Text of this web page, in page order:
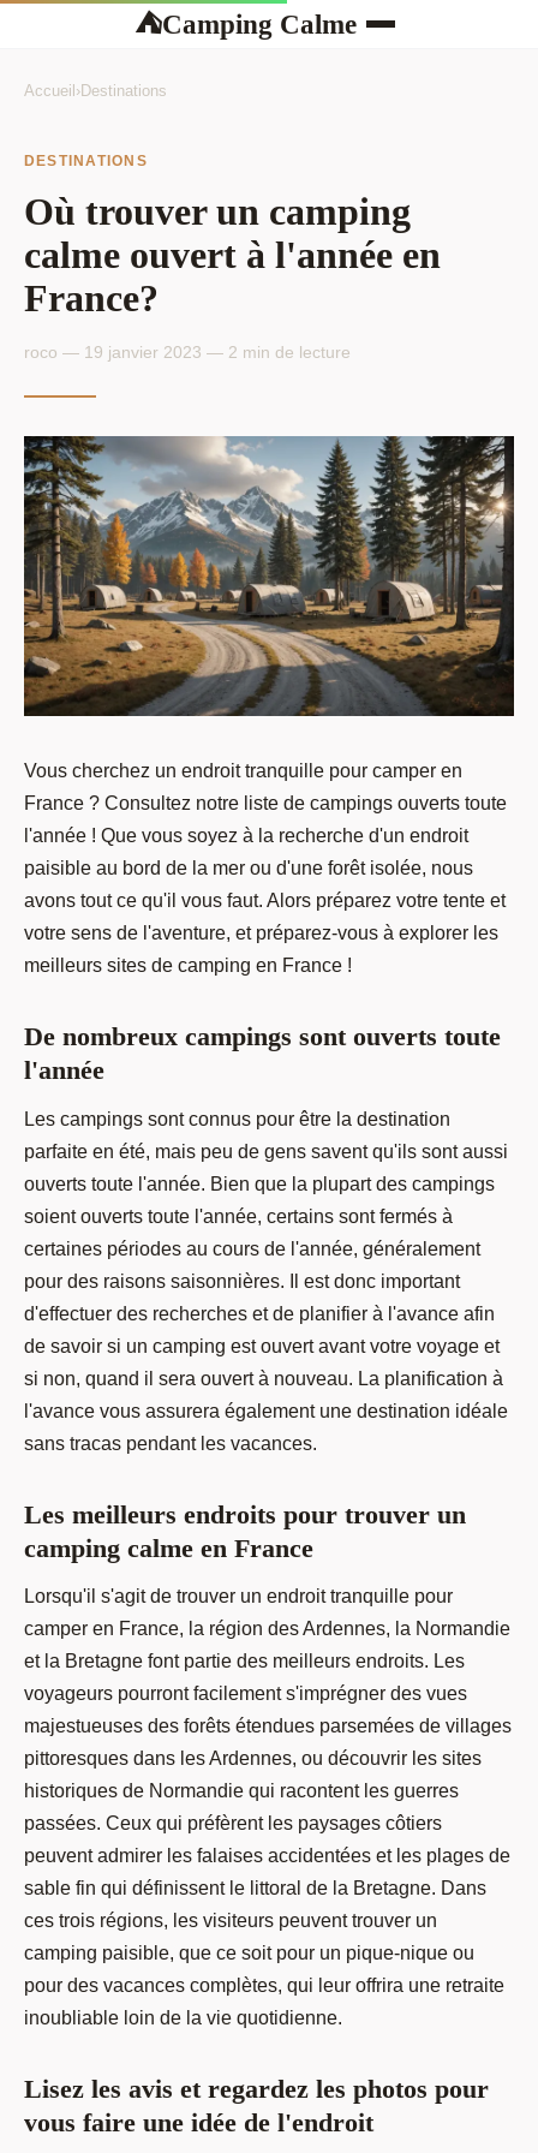
⛺Camping Calme
Accueil ›Destinations
DESTINATIONS
Où trouver un camping
calme ouvert à l'année en
France?
roco — 19 janvier 2023 — 2 min de lecture
Vous cherchez un endroit tranquille pour camper en
France ? Consultez notre liste de campings ouverts toute
l'année ! Que vous soyez à la recherche d'un endroit
paisible au bord de la mer ou d'une forêt isolée, nous
avons tout ce qu'il vous faut. Alors préparez votre tente et
votre sens de l'aventure, et préparez-vous à explorer les
meilleurs sites de camping en France !
De nombreux campings sont ouverts toute
l'année
Les campings sont connus pour être la destination
parfaite en été, mais peu de gens savent qu'ils sont aussi
ouverts toute l'année. Bien que la plupart des campings
soient ouverts toute l'année, certains sont fermés à
certaines périodes au cours de l'année, généralement
pour des raisons saisonnières. Il est donc important
d'effectuer des recherches et de planifier à l'avance afin
de savoir si un camping est ouvert avant votre voyage et
si non, quand il sera ouvert à nouveau. La planification à
l'avance vous assurera également une destination idéale
sans tracas pendant les vacances.
Les meilleurs endroits pour trouver un
camping calme en France
Lorsqu'il s'agit de trouver un endroit tranquille pour
camper en France, la région des Ardennes, la Normandie
et la Bretagne font partie des meilleurs endroits. Les
voyageurs pourront facilement s'imprégner des vues
majestueuses des forêts étendues parsemées de villages
pittoresques dans les Ardennes, ou découvrir les sites
historiques de Normandie qui racontent les guerres
passées. Ceux qui préfèrent les paysages côtiers
peuvent admirer les falaises accidentées et les plages de
sable fin qui définissent le littoral de la Bretagne. Dans
ces trois régions, les visiteurs peuvent trouver un
camping paisible, que ce soit pour un pique-nique ou
pour des vacances complètes, qui leur offrira une retraite
inoubliable loin de la vie quotidienne.
Lisez les avis et regardez les photos pour
vous faire une idée de l'endroit